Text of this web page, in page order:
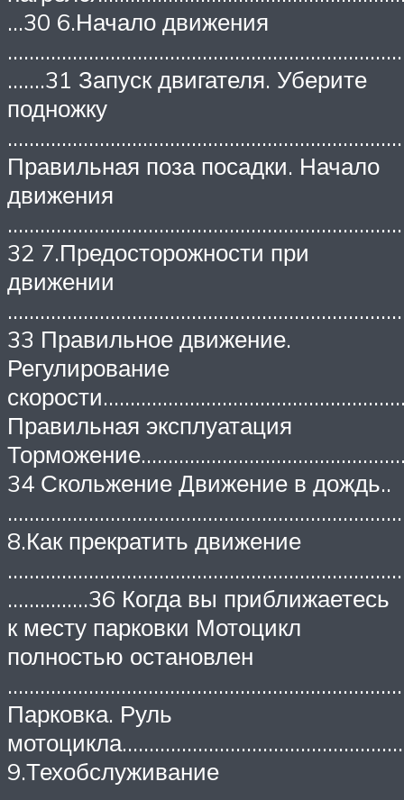
…30 6.Начало движения
…….31 Запуск двигателя. Уберите
подножку
Правильная поза посадки. Начало
движения
32 7.Предосторожности при
движении
33 Правильное движение.
Регулирование
Правильная эксплуатация
34 Скольжение Движение в дождь..
8.Как прекратить движение
……………36 Когда вы приближаетесь
к месту парковки Мотоцикл
полностью остановлен
Парковка. Руль
9.Техобслуживание